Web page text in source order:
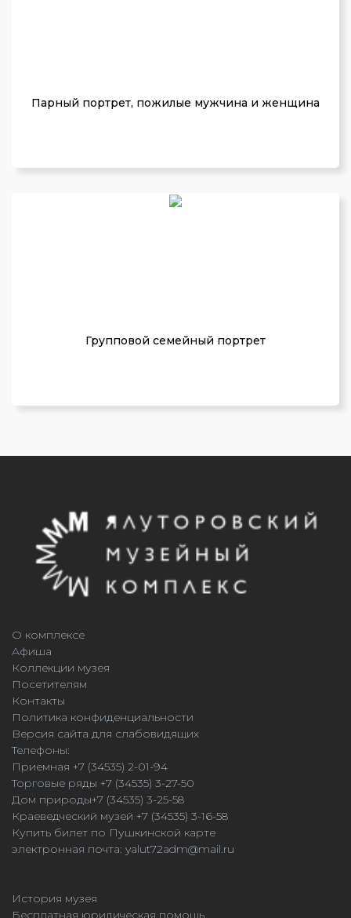
Парный портрет, пожилые мужчина и женщина
Групповой семейный портрет
О комплексе
Афиша
Коллекции музея
Посетителям
Контакты
Политика конфиденциальности
Версия сайта для слабовидящих
Телефоны:
Приемная +7 (34535) 2-01-94
Торговые ряды +7 (34535) 3-27-50
Дом природы+7 (34535) 3-25-58
Краеведческий музей +7 (34535) 3-16-58
Купить билет по Пушкинской карте
электронная почта: yalut72adm@mail.ru
История музея
Бесплатная юридическая помощь